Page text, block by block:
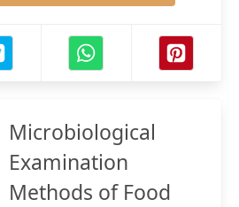
Microbiological
Examination
Methods of Food